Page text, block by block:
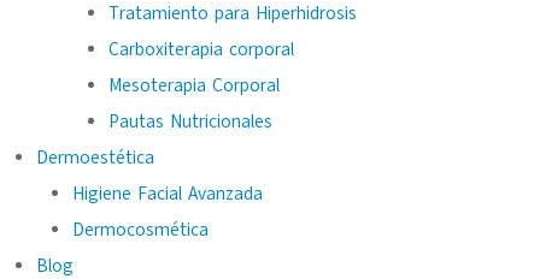
Tratamiento para Hiperhidrosis
Carboxiterapia corporal
Mesoterapia Corporal
Pautas Nutricionales
Dermoestética
Higiene Facial Avanzada
Dermocosmética
Blog